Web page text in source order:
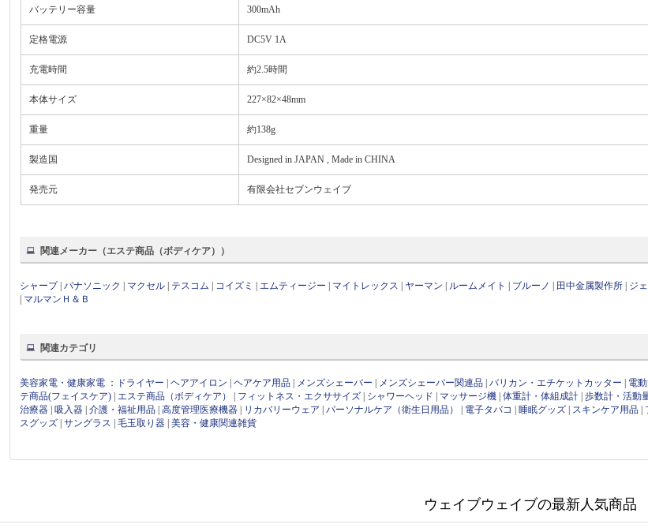
バッテリー容量 300mAh
定格電源 DC5V 1A
充電時間 約2.5時間
本体サイズ 227×82×48mm
重量 約138g
製造国 Designed in JAPAN , Made in CHINA
発売元 有限会社セブンウェイブ
関連メーカー（エステ商品（ボディケア））
シャープ|パナソニック マクセル テスコム コイズミ エムティージー マイトレックス ヤーマン ルームメイト ブルーノ 田中金属製作所 ジ
マルマンＨ＆Ｂ
関連カテゴリ
美容家電・健康家電 ： ドライヤー |ヘアアイロン |ヘアケア用品 メンズシェーバー メンズシェーバー関連品 |バリカン・エチケットカッター 電
テ商品(フェイスケア)
エステ商品（ボディケア） フィットネス・エクササイズ シャワーヘッド マッサージ機 |体重計・体組成計 |歩数計・活動
治療器 |吸入器 |介護・福祉用品 |高度管理医療機器 リカバリーウェア |パーソナルケア（衛生日用品） 電子タバコ 睡眠グッズ スキンケア用品
スグッズ |サングラス |毛玉取り器 |美容・健康関連雑貨
ウェイブウェイブの最新人気商品